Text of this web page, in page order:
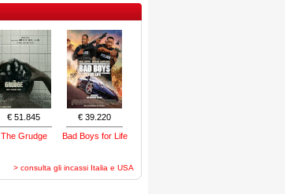
€ 51.845
The Grudge
€ 39.220
Bad Boys for Life
> consulta gli incassi Italia e USA